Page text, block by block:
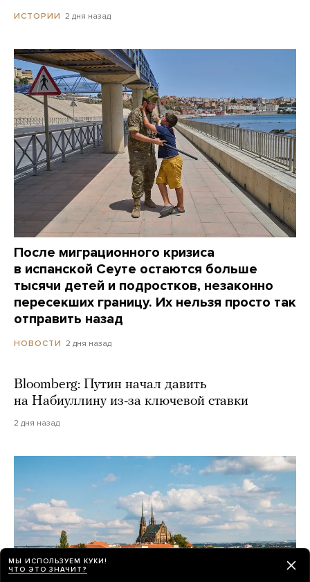
ИСТОРИИ 2 дня назад
После миграционного кризиса
в испанской Сеуте остаются больше
тысячи детей и подростков, незаконно
пересекших границу. Их нельзя просто так
отправить назад
НОВОСТИ 2 дня назад
Bloomberg: Путин начал давить
на Набиуллину из-за ключевой ставки
2 дня назад
МЫ ИСПОЛЬЗУЕМ КУКИ!
ЧТО ЭТО ЗНАЧИТ?